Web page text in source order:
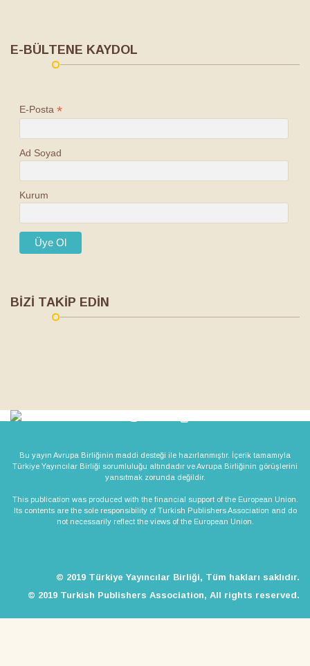
E-BÜLTENE KAYDOL
E-Posta *
Ad Soyad
Kurum
BİZİ TAKİP EDİN
Bu yayın Avrupa Birliğinin maddi desteği ile hazırlanmıştır. İçerik tamamıyla
Türkiye Yayıncılar Birliği sorumluluğu altındadır ve Avrupa Birliğinin görüşlerini
yansıtmak zorunda değildir.
This publication was produced with the financial support of the European Union.
Its contents are the sole responsibility of Turkish Publishers Association and do
not necessarily reflect the views of the European Union.
© 2019 Türkiye Yayıncılar Birliği, Tüm hakları saklıdır.
© 2019 Turkish Publishers Association, All rights reserved.